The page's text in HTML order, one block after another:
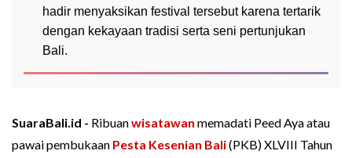
hadir menyaksikan festival tersebut karena tertarik
dengan kekayaan tradisi serta seni pertunjukan
Bali.
SuaraBali.id - Ribuanwisatawan memadati Peed Aya atau
pawai pembukaan Pesta Kesenian Bali(PKB) XLVIII Tahun